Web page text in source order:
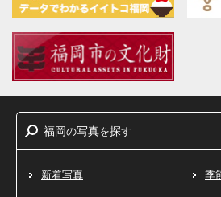
福岡の写真を探す
新着写真 季